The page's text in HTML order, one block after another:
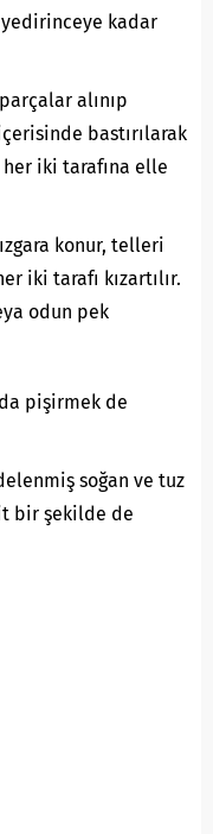
yedirinceye kadar
alınıp
bastırılarak
her iki tarafına elle
konur, telleri
iki tarafı kızartılır.
odun pek
pişirmek de
soğan ve tuz
bir şekilde de